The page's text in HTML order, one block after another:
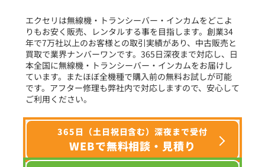
選択条件をリセット
エクセリは無線機・トランシーバー・インカムをどこよ
りもお安く販売、レンタルする事を目指します。創業34
年で7万社以上のお客様との取引実績があり、中古販売と
買取で業界ナンバーワンです。365日深夜まで対応し、日
本全国に無線機・トランシーバー・インカムをお届けし
ています。またほぼ全機種で購入前の無料お試しが可能
です。アフター修理も弊社内で対応しますので、安心して
ご利用ください。
365日（土日祝日含む）深夜まで受付
WEBで無料相談・見積り